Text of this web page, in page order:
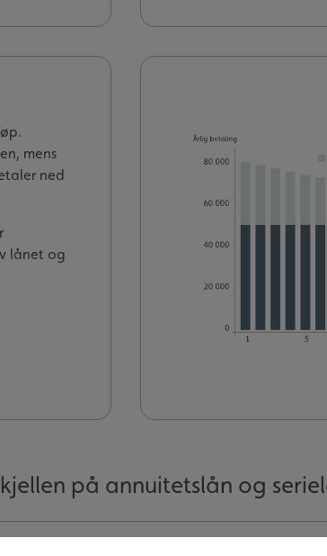
mens
ned
lånet og
på annuitetslån og